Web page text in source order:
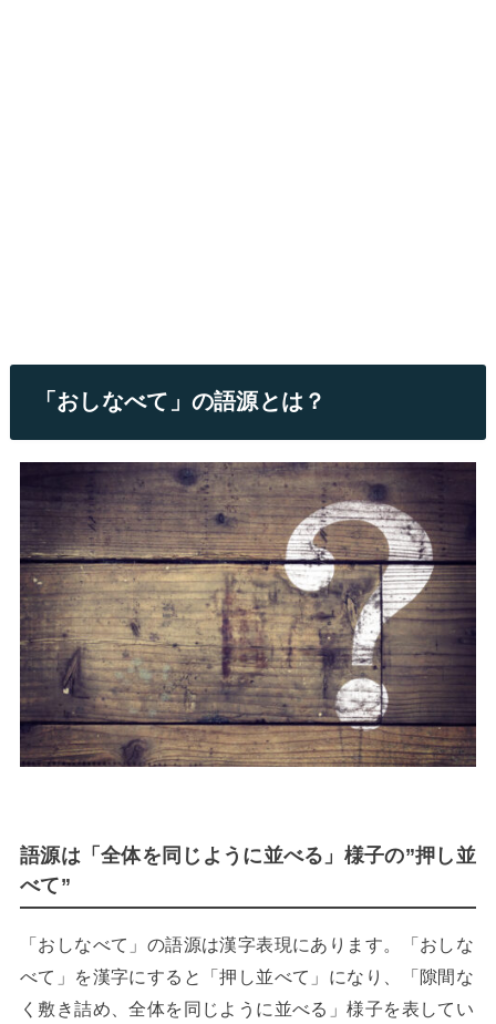
「おしなべて」の語源とは？
語源は「全体を同じように並べる」様子の”押し並
べて”
「おしなべて」の語源は漢字表現にあります。「おしな
べて」を漢字にすると「押し並べて」になり、「隙間な
く敷き詰め、全体を同じように並べる」様子を表してい